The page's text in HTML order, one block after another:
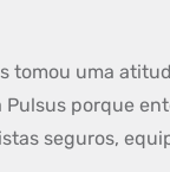
tomou uma
porque
seguros,